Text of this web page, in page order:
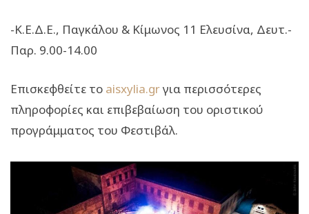
-Κ.Ε.Δ.Ε., Παγκάλου & Κίμωνος 11 Ελευσίνα, Δευτ.-
Παρ. 9.00-14.00
Επισκεφθείτε το aisxylia.grγια περισσότερες
πληροφορίες και επιβεβαίωση του οριστικού
προγράμματος του Φεστιβάλ.